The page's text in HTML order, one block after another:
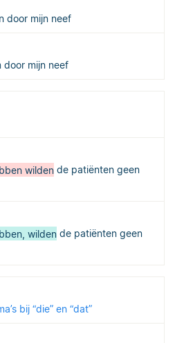
door mijn neef
door mijn neef
wilden de patiënten geen
wilden de patiënten geen
bij “die” en “dat”